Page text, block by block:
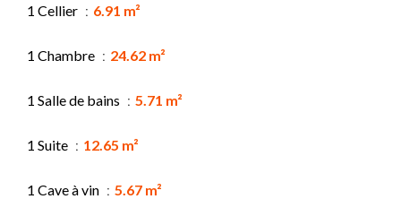
1 Cellier 6.91 m²
1 Chambre 24.62 m²
1 Salle de bains 5.71 m²
1 Suite 12.65 m²
1 Cave à vin 5.67 m²